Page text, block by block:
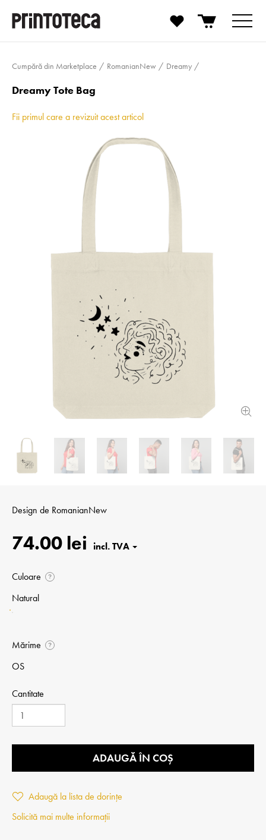
Cumpără din Marketplace RomanianNew Dreamy
Dreamy Tote Bag
Fii primul care a revizuit acest articol
Design de RomanianNew
74.00 lei
Culoare ?
Natural
Mărime ?
OS
Cantitate
ADAUGĂ ÎN COȘ
Adaugă la lista de dorințe
Solicită mai multe informații